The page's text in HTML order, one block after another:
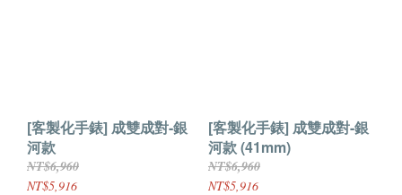
[客製化手錶] 成雙成對-銀
河款
NT$6,960
NT$5,916
[客製化手錶] 成雙成對-銀
河款 (41mm)
NT$6,960
NT$5,916